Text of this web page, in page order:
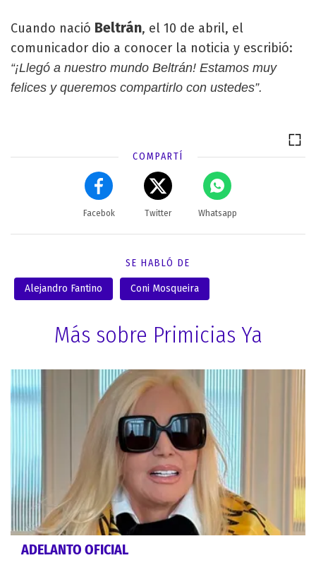
Cuando nació Beltrán, el 10 de abril, el
comunicador dio a conocer la noticia y escribió:
“¡Llegó a nuestro mundo Beltrán! Estamos muy
felices y queremos compartirlo con ustedes”.
COMPARTÍ
Facebok Twitter Whatsapp
SE HABLÓ DE
Alejandro Fantino Coni Mosqueira
Más sobre Primicias Ya
ADELANTO OFICIAL